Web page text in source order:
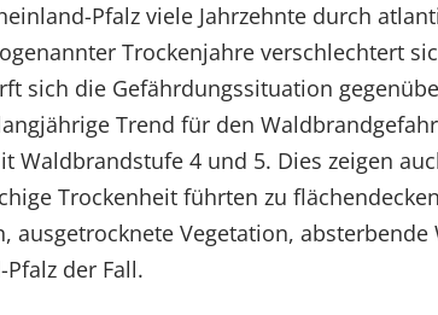
Pfalz viele Jahrzehnte durch
Trockenjahre verschlechtert
sich die Gefährdungssituation
Trend für den
Waldbrandstufe 4 und 5. Dies zeigen
Trockenheit führten zu
ausgetrocknete Vegetation,
der Fall.